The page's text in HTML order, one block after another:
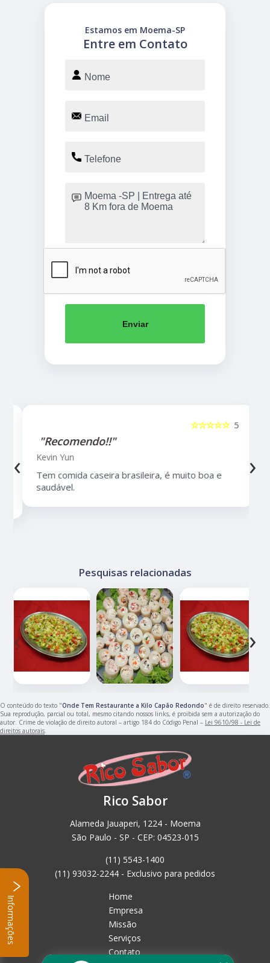
Entre em Contato
Estamos em Moema-SP
Enviar
5
☆☆☆☆☆
"Recomendo!!"
Kevin Yun
Tem comida caseira brasileira, é muito boa e
saudável.
‹ ›
Pesquisas relacionadas
‹ ›
O conteúdo do texto "Onde Tem Restaurante a Kilo Capão Redondo" é de direito reservado.
Sua reprodução, parcial ou total, mesmo citando nossos links, é proibida sem a autorização do
autor. Crime de violação de direito autoral – artigo 184 do Código Penal – Lei 9610/98 - Lei de
direitos autorais.
Rico Sabor
Alameda Jauaperi, 1224 - Moema
São Paulo - SP - CEP: 04523-015
(11) 5543-1400
(11) 93032-2244 - Exclusivo para pedidos
Home
Empresa
Missão
Serviços
Contato
Informações